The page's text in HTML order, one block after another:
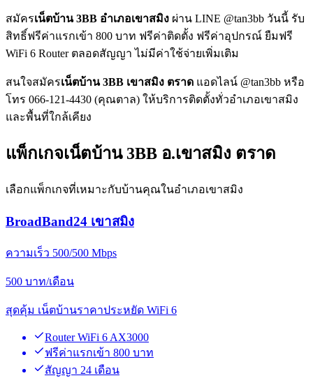
สมัครเน็ตบ้าน 3BB อำเภอเขาสมิง ผ่าน LINE @tan3bb วันนี้ รับ
สิทธิ์ฟรีค่าแรกเข้า 800 บาท ฟรีค่าติดตั้ง ฟรีค่าอุปกรณ์ ยืมฟรี
WiFi 6 Router ตลอดสัญญา ไม่มีค่าใช้จ่ายเพิ่มเติม
สนใจสมัครเน็ตบ้าน 3BB เขาสมิง ตราด แอดไลน์ @tan3bb หรือ
โทร 066-121-4430 (คุณตาล) ให้บริการติดตั้งทั่วอำเภอเขาสมิง
และพื้นที่ใกล้เคียง
แพ็กเกจเน็ตบ้าน 3BB อ.เขาสมิง ตราด
เลือกแพ็กเกจที่เหมาะกับบ้านคุณในอำเภอเขาสมิง
BroadBand24 เขาสมิง
ความเร็ว 500/500 Mbps
500 บาท/เดือน
สุดคุ้ม เน็ตบ้านราคาประหยัด WiFi 6
Router WiFi 6 AX3000
ฟรีค่าแรกเข้า 800 บาท
สัญญา 24 เดือน